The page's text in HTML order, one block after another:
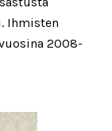
Ihmisten
2008-